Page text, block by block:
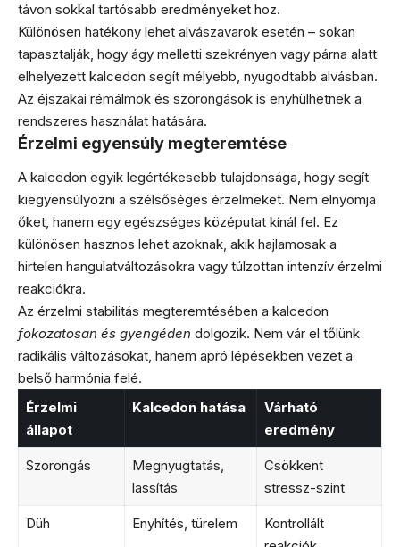
távon sokkal tartósabb eredményeket hoz.
Különösen hatékony lehet alvászavarok esetén – sokan
tapasztalják, hogy ágy melletti szekrényen vagy párna alatt
elhelyezett kalcedon segít mélyebb, nyugodtabb alvásban.
Az éjszakai rémálmok és szorongások is enyhülhetnek a
rendszeres használat hatására.
Érzelmi egyensúly megteremtése
A kalcedon egyik legértékesebb tulajdonsága, hogy segít
kiegyensúlyozni a szélsőséges érzelmeket. Nem elnyomja
őket, hanem egy egészséges középutat kínál fel. Ez
különösen hasznos lehet azoknak, akik hajlamosak a
hirtelen hangulatváltozásokra vagy túlzottan intenzív érzelmi
reakciókra.
Az érzelmi stabilitás megteremtésében a kalcedon
fokozatosan és gyengéden dolgozik. Nem vár el tőlünk
radikális változásokat, hanem apró lépésekben vezet a
belső harmónia felé.
Érzelmi
állapot
Kalcedon hatása
Várható
eredmény
Szorongás
Megnyugtatás,
lassítás
Csökkent
stressz-szint
Düh Enyhítés, türelem
Kontrollált